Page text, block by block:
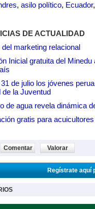
, asilo político, Ecuador
DE ACTUALIDAD
del marketing relacional
Inicial gratuita del
de julio los jóvenes
de la Juventud
de agua revela dinámica
gratis para
Comentar Valorar
Regístrate aquí